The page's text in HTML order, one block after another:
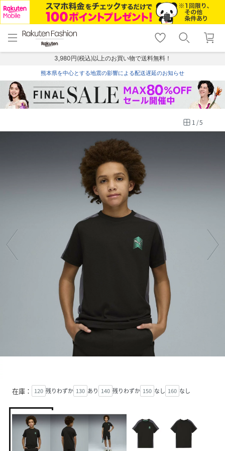
menu home
トップ
shopping_cart lock_outline
ログイン
3,980円(税込)以上のお買い物で送料無料！
熊本県を中心とする地震の影響による配送遅延のお知らせ
1 /5
在庫： 120 残りわずか 130 あり 140 残りわずか 150 なし 160 なし